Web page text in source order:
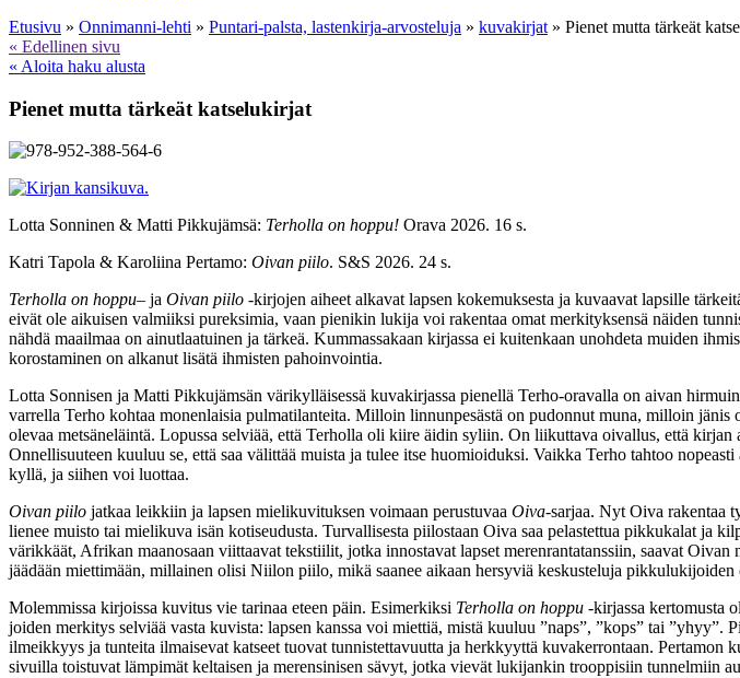
Etusivu » Onnimanni-lehti » Puntari-palsta, lastenkirja-arvosteluja » kuvakirjat » Pienet mutta tärkeät
« Edellinen sivu
« Aloita haku alusta
Pienet mutta tärkeät katselukirjat
Lotta Sonninen & Matti Pikkujämsä: Terholla on hoppu! Orava 2026. 16 s.
Katri Tapola & Karoliina Pertamo: Oivan piilo. S&S 2026. 24 s.
Terholla on hoppu– ja Oivan piilo -kirjojen aiheet alkavat lapsen kokemuksesta ja kuvaavat lapsille
eivät ole aikuisen valmiiksi pureksimia, vaan pienikin lukija voi rakentaa omat merkityksensä näiden
nähdä maailmaa on ainutlaatuinen ja tärkeä. Kummassakaan kirjassa ei kuitenkaan unohdeta muiden
korostaminen on alkanut lisätä ihmisten pahoinvointia.
Lotta Sonnisen ja Matti Pikkujämsän värikylläisessä kuvakirjassa pienellä Terho-oravalla on aivan
varrella Terho kohtaa monenlaisia pulmatilanteita. Milloin linnunpesästä on pudonnut muna, milloin
olevaa metsäneläintä. Lopussa selviää, että Terholla oli kiire äidin syliin. On liikuttava oivallus, että
Onnellisuuteen kuuluu se, että saa välittää muista ja tulee itse huomioiduksi. Vaikka Terho tahtoo
kyllä, ja siihen voi luottaa.
Oivan piilo jatkaa leikkiin ja lapsen mielikuvituksen voimaan perustuvaa Oiva-sarjaa. Nyt Oiva rakentaa
lienee muisto tai mielikuva isän kotiseudusta. Turvallisesta piilostaan Oiva saa pelastettua pikkukalat ja
värikkäät, Afrikan maanosaan viittaavat tekstiilit, jotka innostavat lapset merenrantatanssiin, saavat
jäädään miettimään, millainen olisi Niilon piilo, mikä saanee aikaan hersyviä keskusteluja pikkulukijoiden
Molemmissa kirjoissa kuvitus vie tarinaa eteen päin. Esimerkiksi Terholla on hoppu -kirjassa kertomusta
joiden merkitys selviää vasta kuvista: lapsen kanssa voi miettiä, mistä kuuluu ”naps”, ”kops” tai
ilmeikkyys ja tunteita ilmaisevat katseet tuovat tunnistettavuutta ja herkkyyttä kuvakerrontaan.
sivuilla toistuvat lämpimät keltaisen ja merensinisen sävyt, jotka vievät lukijankin trooppisiin tunnelmiin